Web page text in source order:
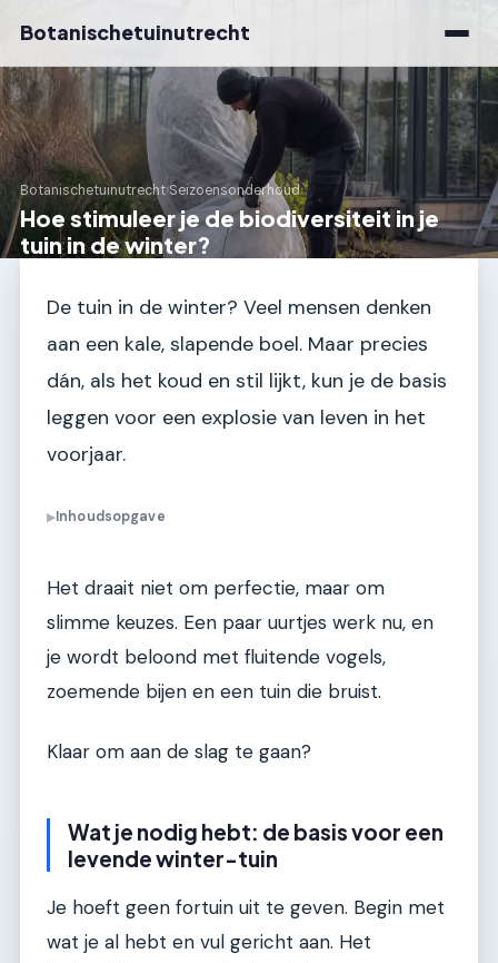
Botanischetuinutrecht
Botanischetuinutrecht›Seizoensonderhoud
Hoe stimuleer je de biodiversiteit in je
tuin in de winter?
De tuin in de winter? Veel mensen denken
aan een kale, slapende boel. Maar precies
dán, als het koud en stil lijkt, kun je de basis
leggen voor een explosie van leven in het
voorjaar.
▶Inhoudsopgave
Het draait niet om perfectie, maar om
slimme keuzes. Een paar uurtjes werk nu, en
je wordt beloond met fluitende vogels,
zoemende bijen en een tuin die bruist.
Klaar om aan de slag te gaan?
Wat je nodig hebt: de basis voor een
levende winter-tuin
Je hoeft geen fortuin uit te geven. Begin met
wat je al hebt en vul gericht aan. Het